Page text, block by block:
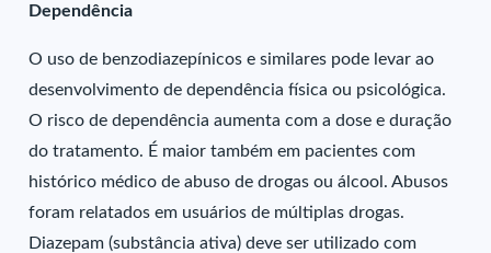
Dependência
O uso de benzodiazepínicos e similares pode levar ao
desenvolvimento de dependência física ou psicológica.
O risco de dependência aumenta com a dose e duração
do tratamento. É maior também em pacientes com
histórico médico de abuso de drogas ou álcool. Abusos
foram relatados em usuários de múltiplas drogas.
Diazepam (substância ativa) deve ser utilizado com